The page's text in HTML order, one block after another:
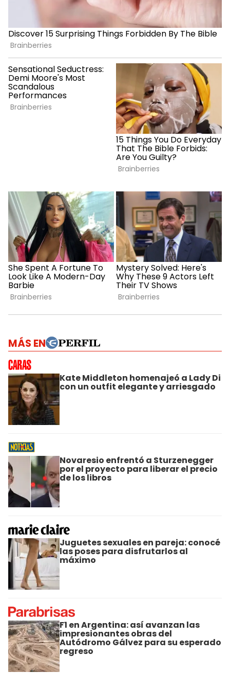
MÁS EN
Kate Middleton homenajeó a Lady Di
con un outfit elegante y arriesgado
Novaresio enfrentó a Sturzenegger
por el proyecto para liberar el precio
de los libros
Juguetes sexuales en pareja: conocé
las poses para disfrutarlos al
máximo
F1 en Argentina: así avanzan las
impresionantes obras del
Autódromo Gálvez para su esperado
regreso